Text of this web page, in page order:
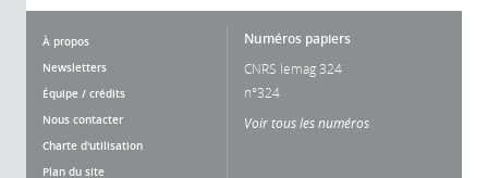
À propos
Newsletters
Équipe / crédits
Nous contacter
Charte d'utilisation
Plan du site
Numéros papiers
CNRS lemag 324
n°324
Voir tous les numéros